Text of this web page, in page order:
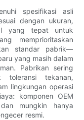
spesifikasi asli
dengan ukuran,
yang tepat untuk
memprioritaskan
standar pabrik—
yang masih dalam
Pabrikan sering
toleransi tekanan,
lingkungan operasi
komponen OEM
mungkin hanya
resmi.